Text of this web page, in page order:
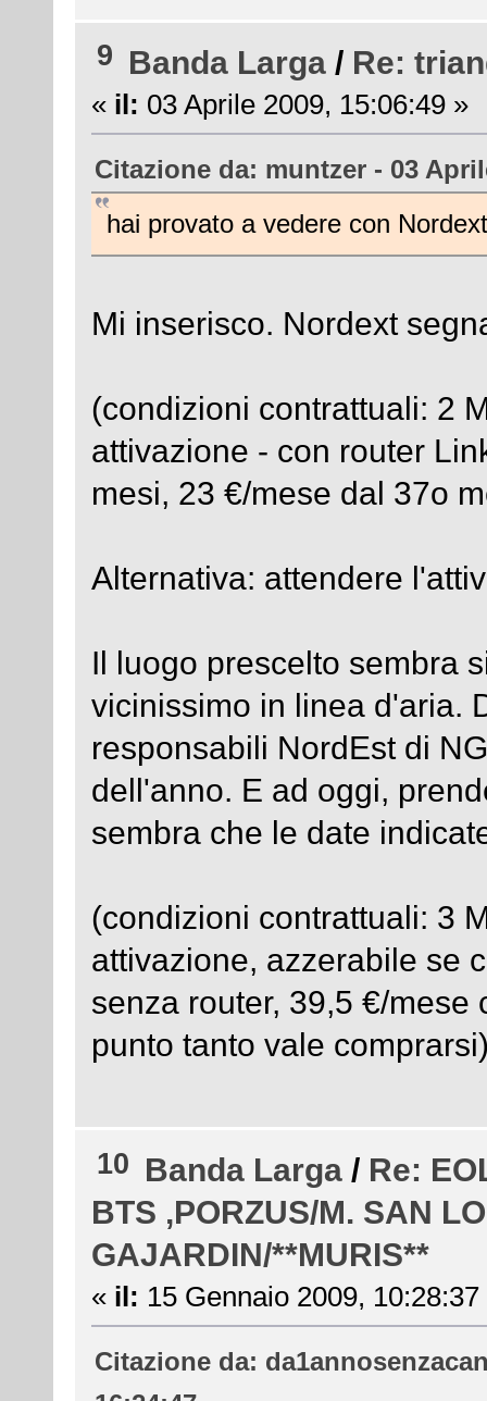
9 Banda Larga / Re:
« il: 03 Aprile 2009, 15:06:49 »
Citazione da: muntzer - 03
hai provato a vedere con
Mi inserisco. Nordext
(condizioni contrattuali: 2
attivazione - con router
mesi, 23 €/mese dal 37o
Alternativa: attendere
Il luogo prescelto sembra
vicinissimo in linea d'aria.
responsabili NordEst di
dell'anno. E ad oggi,
sembra che le date
(condizioni contrattuali: 3
attivazione, azzerabile se
senza router, 39,5 €/
punto tanto vale
10 Banda Larga / Re:
BTS ,PORZUS/M. SAN
GAJARDIN/**MURIS**
« il: 15 Gennaio 2009, 10:28:37
Citazione da: